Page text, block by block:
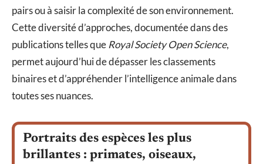
pairs ou à saisir la complexité de son environnement.
Cette diversité d’approches, documentée dans des
publications telles que Royal Society Open Science,
permet aujourd’hui de dépasser les classements
binaires et d’appréhender l’intelligence animale dans
toutes ses nuances.
Portraits des espèces les plus
brillantes : primates, oiseaux,